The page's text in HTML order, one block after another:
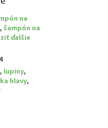
na
, šampón na
ďalšie
, lupiny,
hlavy,